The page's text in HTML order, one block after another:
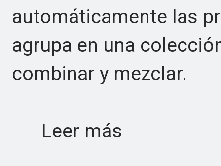
automáticamente las
agrupa en una
combinar y mezclar.
Leer más